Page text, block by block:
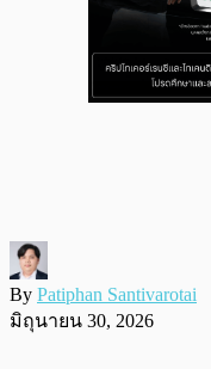
By Patiphan Santivarotai
มิถุนายน 30, 2026